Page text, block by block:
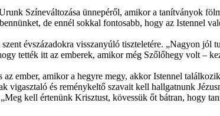
Színeváltozása ünnepéről, amikor a tanítványok
de ennél sokkal fontosabb, hogy az Istennel
évszázadokra visszanyúló tiszteletére. „Nagyon jól
tették itt az emberek, amikor még Szőlőhegy volt –
ember, amikor a hegyre megy, akkor Istennel
vigasztaló és reménykeltő szavait kell hallgatnunk
kell értenünk Krisztust, kövessük őt bátran, hogy